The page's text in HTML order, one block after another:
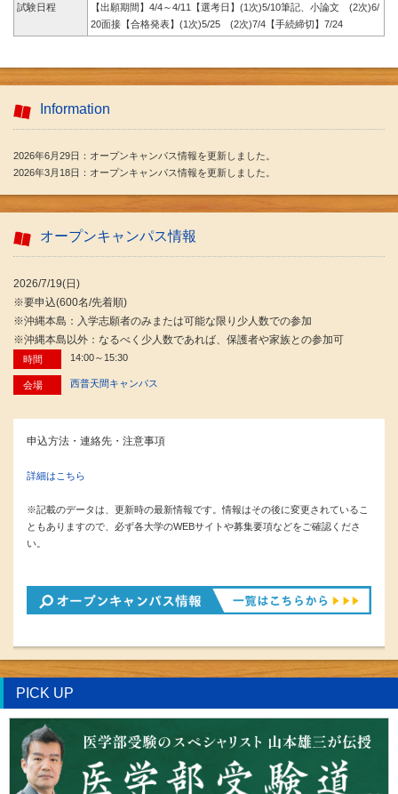
試験日程
【出願期間】4/4～4/11【選考日】(1次)5/10筆記、小論文 (2次)6/
20面接【合格発表】(1次)5/25 (2次)7/4【手続締切】7/24
Information
2026年6月29日：オープンキャンパス情報を更新しました。
2026年3月18日：オープンキャンパス情報を更新しました。
オープンキャンパス情報
2026/7/19(日)
※要申込(600名/先着順)
※沖縄本島：入学志願者のみまたは可能な限り少人数での参加
※沖縄本島以外：なるべく少人数であれば、保護者や家族との参加可
時間 14:00～15:30
会場 西普天間キャンパス
申込方法・連絡先・注意事項
詳細はこちら
※記載のデータは、更新時の最新情報です。情報はその後に変更されているこ
ともありますので、必ず各大学のWEBサイトや募集要項などをご確認くださ
い。
PICK UP